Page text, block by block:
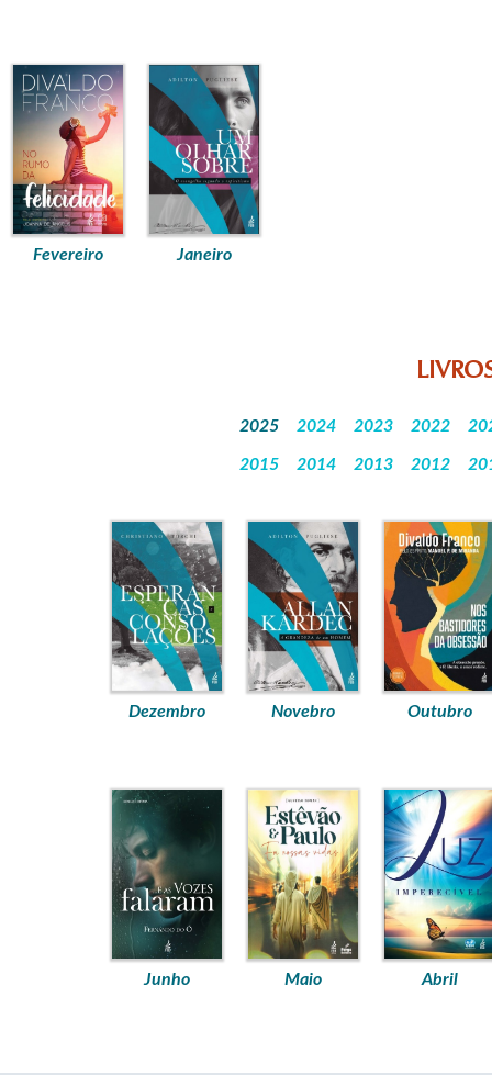
Fevereiro Janeiro
2025 2024 2023 2022
2015 2014 2013 2012
Dezembro Novebro Outubro
Junho Maio Abril